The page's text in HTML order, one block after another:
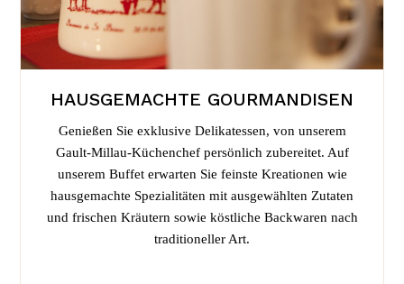
HAUSGEMACHTE GOURMANDISEN
Genießen Sie exklusive Delikatessen, von unserem
Gault-Millau-Küchenchef persönlich zubereitet. Auf
unserem Buffet erwarten Sie feinste Kreationen wie
hausgemachte Spezialitäten mit ausgewählten Zutaten
und frischen Kräutern sowie köstliche Backwaren nach
traditioneller Art.